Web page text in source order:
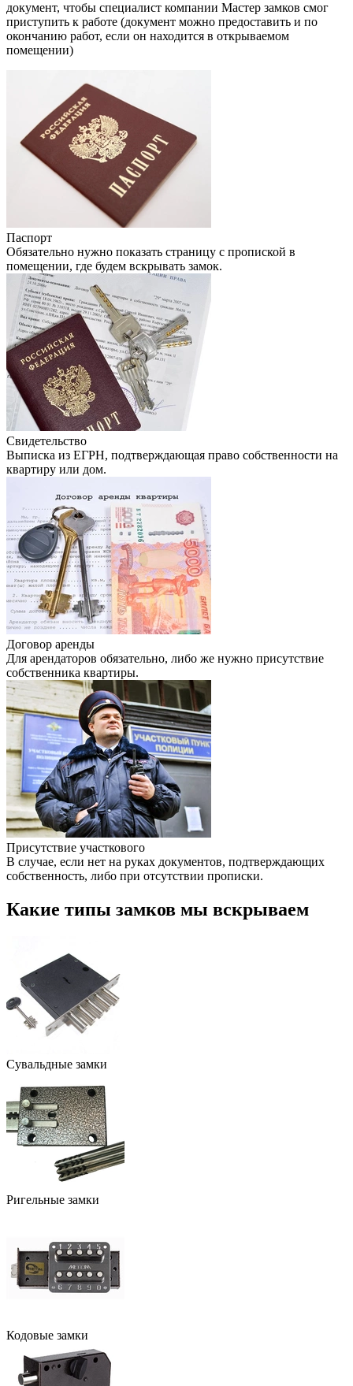
документ, чтобы специалист компании Мастер замков смог
приступить к работе (документ можно предоставить и по
окончанию работ, если он находится в открываемом
помещении)
Паспорт
Обязательно нужно показать страницу с пропиской в
помещении, где будем вскрывать замок.
Свидетельство
Выписка из ЕГРН, подтверждающая право собственности на
квартиру или дом.
Договор аренды
Для арендаторов обязательно, либо же нужно присутствие
собственника квартиры.
Присутствие участкового
В случае, если нет на руках документов, подтверждающих
собственность, либо при отсутствии прописки.
Какие типы замков мы вскрываем
Сувальдные замки
Ригельные замки
Кодовые замки